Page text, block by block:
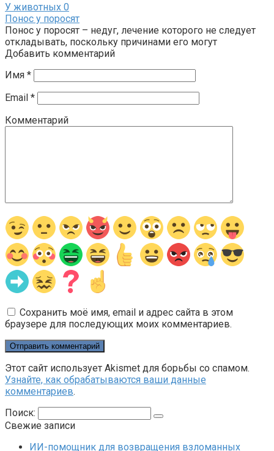
У животных 0
Понос у поросят
Понос у поросят – недуг, лечение которого не следует
откладывать, поскольку причинами его могут
Добавить комментарий
Имя *
Email *
Комментарий
Сохранить моё имя, email и адрес сайта в этом
браузере для последующих моих комментариев.
Этот сайт использует Akismet для борьбы со спамом.
Узнайте, как обрабатываются ваши данные
комментариев.
Поиск:
Свежие записи
ИИ-помощник для возвращения взломанных